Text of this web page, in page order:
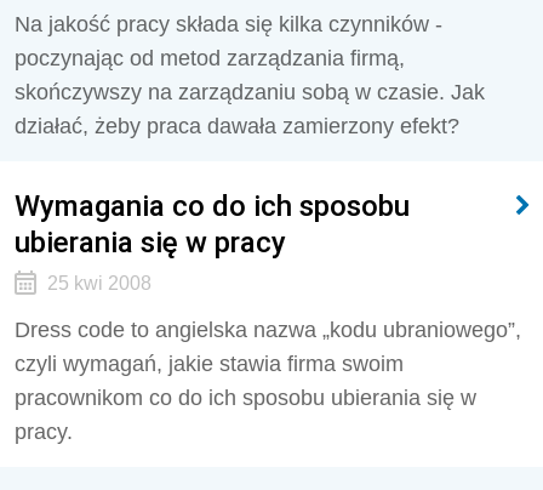
Na jakość pracy składa się kilka czynników -
poczynając od metod zarządzania firmą,
skończywszy na zarządzaniu sobą w czasie. Jak
działać, żeby praca dawała zamierzony efekt?
Wymagania co do ich sposobu
ubierania się w pracy
25 kwi 2008
Dress code to angielska nazwa „kodu ubraniowego”,
czyli wymagań, jakie stawia firma swoim
pracownikom co do ich sposobu ubierania się w
pracy.